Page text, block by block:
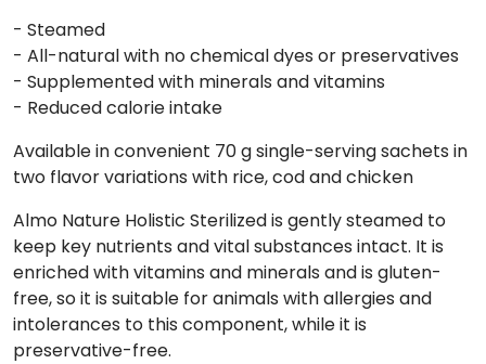
- Steamed
- All-natural with no chemical dyes or preservatives
- Supplemented with minerals and vitamins
- Reduced calorie intake
Available in convenient 70 g single-serving sachets in
two flavor variations with rice, cod and chicken
Almo Nature Holistic Sterilized is gently steamed to
keep key nutrients and vital substances intact. It is
enriched with vitamins and minerals and is gluten-
free, so it is suitable for animals with allergies and
intolerances to this component, while it is
preservative-free.